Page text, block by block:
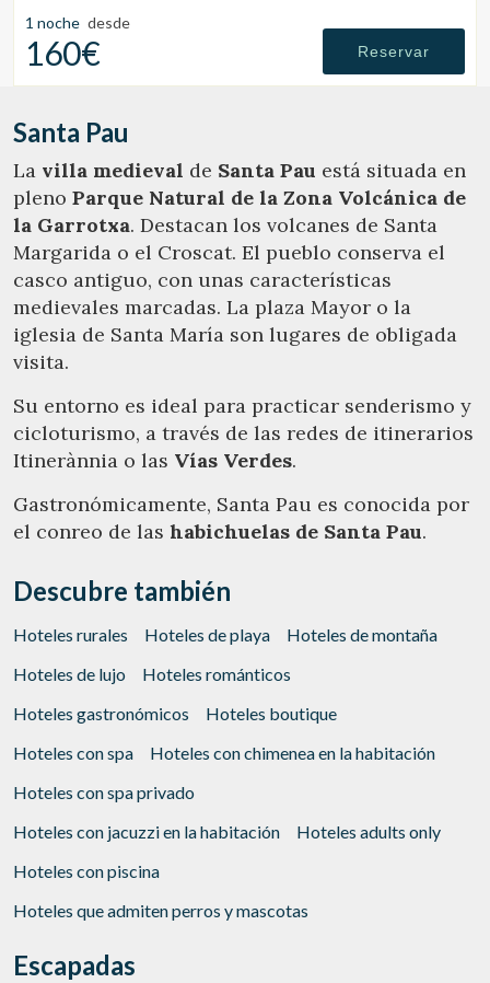
1 noche desde
160€ Reservar
Santa Pau
La villa medieval de Santa Pau está situada en
pleno Parque Natural de la Zona Volcánica de
la Garrotxa. Destacan los volcanes de Santa
Margarida o el Croscat. El pueblo conserva el
casco antiguo, con unas características
medievales marcadas. La plaza Mayor o la
iglesia de Santa María son lugares de obligada
visita.
Su entorno es ideal para practicar senderismo y
cicloturismo, a través de las redes de itinerarios
Itinerànnia o las Vías Verdes.
Gastronómicamente, Santa Pau es conocida por
el conreo de las habichuelas de Santa Pau.
Descubre también
Hoteles rurales Hoteles de playa
Hoteles de montaña
Hoteles de lujo
Hoteles románticos
Hoteles gastronómicos
Hoteles boutique
Hoteles con spa
Hoteles con chimenea en la habitación
Hoteles con spa privado
Hoteles con jacuzzi en la habitación
Hoteles adults only
Hoteles con piscina
Hoteles que admiten perros y mascotas
Escapadas